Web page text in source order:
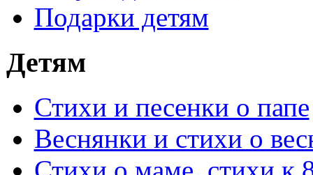
Подарки детям
Детям
Стихи и песенки о папе
Веснянки и стихи о